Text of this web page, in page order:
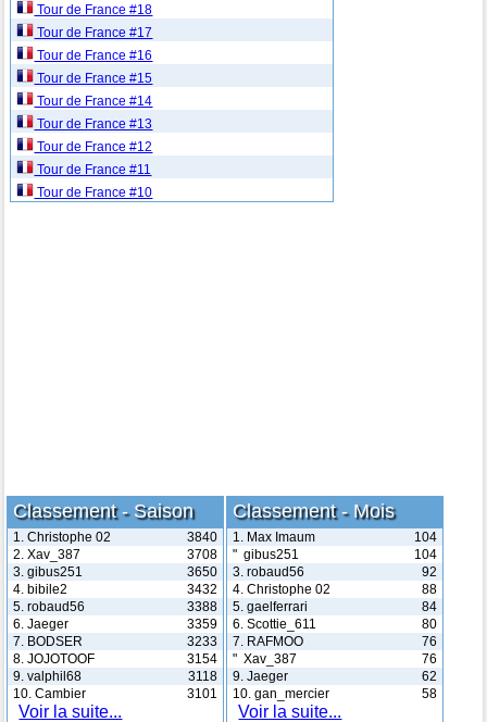
Tour de France #18
Tour de France #17
Tour de France #16
Tour de France #15
Tour de France #14
Tour de France #13
Tour de France #12
Tour de France #11
Tour de France #10
Classement - Saison
1. Christophe 02
3840
2. Xav_387
3708
3. gibus251
3650
4. bibile2
3432
5. robaud56
3388
6. Jaeger
3359
7. BODSER
3233
8. JOJOTOOF
3154
9. valphil68
3118
10. Cambier
3101
Voir la suite...
Classement - Mois
1. Max Imaum
104
" gibus251
104
3. robaud56
92
4. Christophe 02
88
5. gaelferrari
84
6. Scottie_611
80
7. RAFMOO
76
" Xav_387
76
9. Jaeger
62
10. gan_mercier
58
Voir la suite...